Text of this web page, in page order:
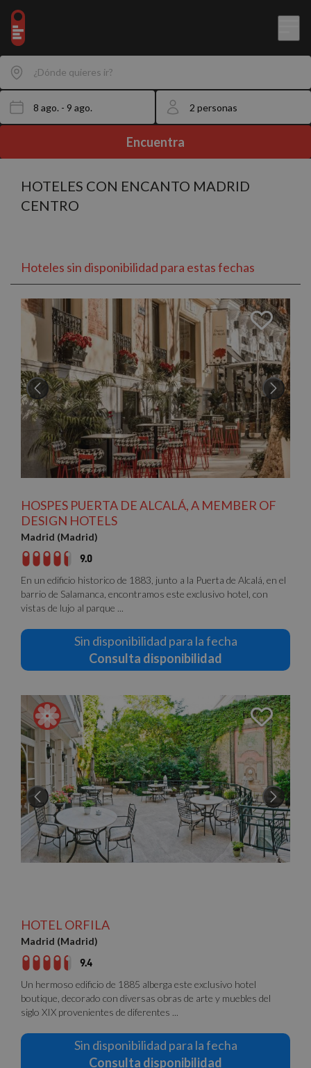
¿Dónde quieres ir?
Encuentra
HOTELES CON ENCANTO MADRID
CENTRO
Hoteles sin disponibilidad para estas fechas
HOSPES PUERTA DE ALCALÁ, A MEMBER OF
DESIGN HOTELS
Madrid (Madrid)
9.0
En un edificio historico de 1883, junto a la Puerta de Alcalá, en el
barrio de Salamanca, encontramos este exclusivo hotel, con
vistas de lujo al parque ...
Sin disponibilidad para la fecha
Consulta disponibilidad
HOTEL ORFILA
Madrid (Madrid)
9.4
Un hermoso edificio de 1885 alberga este exclusivo hotel
boutique, decorado con diversas obras de arte y muebles del
siglo XIX provenientes de diferentes ...
Sin disponibilidad para la fecha
Consulta disponibilidad